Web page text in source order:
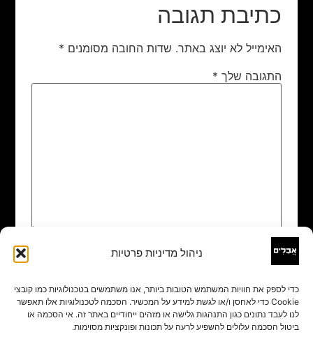
ניהול מדיניות פרטיות
כדי לספק את חוויות המשתמש הטובות ביותר, אנו משתמשים בטכנולוגיות כמו קובצי
Cookie כדי לאחסן ו/או לגשת למידע על המכשיר. הסכמה לטכנולוגיות אלו תאפשר
לנו לעבד נתונים כגון התנהגות גלישה או מזהים ייחודיים באתר זה. אי הסכמה או
ביטול הסכמה עלולים להשפיע לרעה על תכונות ופונקציות מסוימות.
כתיבת תגובה
האימייל לא יוצג באתר. שדות החובה מסומנים *
התגובה שלך *
שם
אימייל*